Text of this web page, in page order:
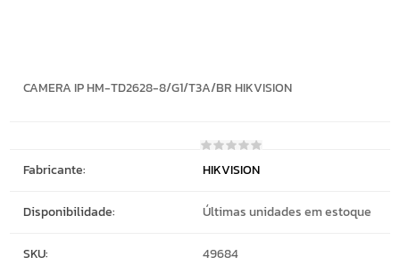
CAMERA IP HM-TD2628-8/G1/T3A/BR HIKVISION
Fabricante: HIKVISION
Disponibilidade: Últimas unidades em estoque
SKU: 49684